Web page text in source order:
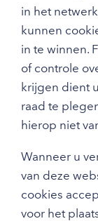
in het
kunnen
in te winnen.
of controle
krijgen dient
raad te
hierop niet
Wanneer u
van deze
cookies
voor het